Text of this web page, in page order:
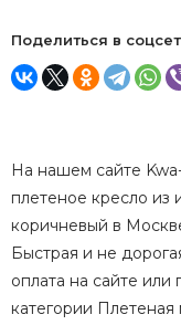
Поделиться в
На нашем сайте
плетеное кресло из
коричневый в
Быстрая и не
оплата на сайте
категории